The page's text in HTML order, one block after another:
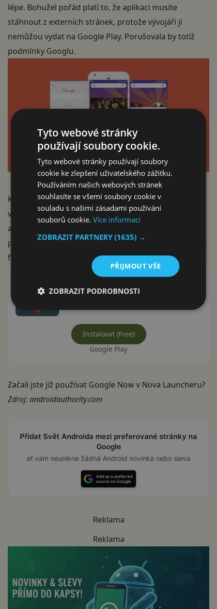
lépe. Bohužel pořád platí to, že aplikaci musíte
stáhnout z externích stránek, protože vývojáři ji
nemůžou vydat na Google Play. Porušovala by totiž
podmínky Googlu.
K fungování už je pak potřeba jen Nova Launcher ve
verzi 5.2-beta2 nebo vyšší. Po instalaci stačí službu
aktivovat v nastavení launcheru. K aktivování není
potřeba placená verze Nova Launcheru, bez problémů
funguje i na verzi zadarmo.
Nova Launcher
Instalovat (Free)
Google Play
Začali jste již používat Google Now v Nova Launcheru?
Zdroj:androidauthority.com
Přidat Svět Androida mezi preferované stránky na
Google
ať vám neunikne žádná Android novinka nebo sleva
Reklama
Reklama
Tyto webové stránky
používají soubory cookie.
Tyto webové stránky používají soubory
cookie ke zlepšení uživatelského zážitku.
Používáním našich webových stránek
souhlasíte se všemi soubory cookie v
souladu s našimi zásadami používání
souborů cookie.Více informací
ZOBRAZIT PARTNERY(1635) →
PŘIJMOUT VŠE
ZOBRAZIT PODROBNOSTI